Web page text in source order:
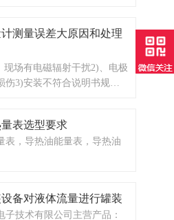
，从而直接影响丈量的准确
，那就是装置的偏向错误。
测量误差大原因和处理
现场有电磁辐射干扰2)、电极
伤3)安装不符合说明书规定
动6)、液体中夹带气泡或大
道有泄漏8)、管道有强烈运动
产出现液体波动
表选型要求
表，导热油能量表，导热油
备对液体流量进行罐装
子技术有限公司主营产品：